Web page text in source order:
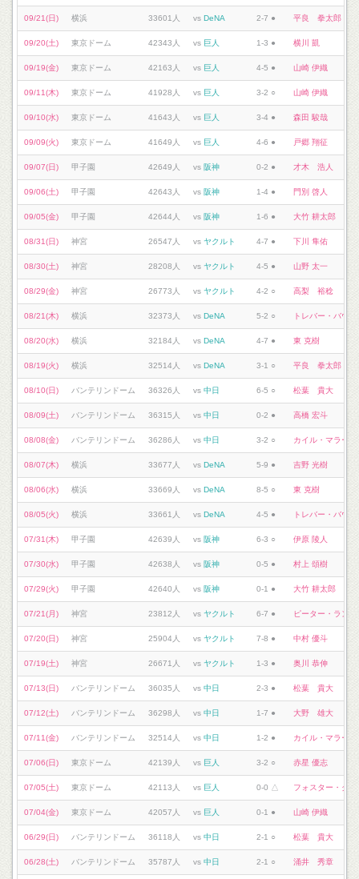
09/21(日) 横浜 33601人 vs DeNA 2-7 ● 平良 拳太郎
09/20(土) 東京ドーム 42343人 vs 巨人 1-3 ● 横川 凱
09/19(金) 東京ドーム 42163人 vs 巨人 4-5 ● 山崎 伊織
09/11(木) 東京ドーム 41928人 vs 巨人 3-2 ○ 山崎 伊織
09/10(水) 東京ドーム 41643人 vs 巨人 3-4 ● 森田 駿哉
09/09(火) 東京ドーム 41649人 vs 巨人 4-6 ● 戸郷 翔征
09/07(日) 甲子園 42649人 vs 阪神 0-2 ● 才木 浩人
09/06(土) 甲子園 42643人 vs 阪神 1-4 ● 門別 啓人
09/05(金) 甲子園 42644人 vs 阪神 1-6 ● 大竹 耕太郎
08/31(日) 神宮 26547人 vs ヤクルト 4-7 ● 下川 隼佑
08/30(土) 神宮 28208人 vs ヤクルト 4-5 ● 山野 太一
08/29(金) 神宮 26773人 vs ヤクルト 4-2 ○ 高梨 裕稔
08/21(木) 横浜 32373人 vs DeNA 5-2 ○ トレバー・バウア
08/20(水) 横浜 32184人 vs DeNA 4-7 ● 東 克樹
08/19(火) 横浜 32514人 vs DeNA 3-1 ○ 平良 拳太郎
08/10(日) バンテリンドーム 36326人 vs 中日 6-5 ○ 松葉 貴大
08/09(土) バンテリンドーム 36315人 vs 中日 0-2 ● 高橋 宏斗
08/08(金) バンテリンドーム 36286人 vs 中日 3-2 ○ カイル・マラー
08/07(木) 横浜 33677人 vs DeNA 5-9 ● 吉野 光樹
08/06(水) 横浜 33669人 vs DeNA 8-5 ○ 東 克樹
08/05(火) 横浜 33661人 vs DeNA 4-5 ● トレバー・バウア
07/31(木) 甲子園 42639人 vs 阪神 6-3 ○ 伊原 陵人
07/30(水) 甲子園 42638人 vs 阪神 0-5 ● 村上 頌樹
07/29(火) 甲子園 42640人 vs 阪神 0-1 ● 大竹 耕太郎
07/21(月) 神宮 23812人 vs ヤクルト 6-7 ● ピーター・ランバ
07/20(日) 神宮 25904人 vs ヤクルト 7-8 ● 中村 優斗
07/19(土) 神宮 26671人 vs ヤクルト 1-3 ● 奥川 恭伸
07/13(日) バンテリンドーム 36035人 vs 中日 2-3 ● 松葉 貴大
07/12(土) バンテリンドーム 36298人 vs 中日 1-7 ● 大野 雄大
07/11(金) バンテリンドーム 32514人 vs 中日 1-2 ● カイル・マラー
07/06(日) 東京ドーム 42139人 vs 巨人 3-2 ○ 赤星 優志
07/05(土) 東京ドーム 42113人 vs 巨人 0-0 △ フォスター・グ
07/04(金) 東京ドーム 42057人 vs 巨人 0-1 ● 山崎 伊織
06/29(日) バンテリンドーム 36118人 vs 中日 2-1 ○ 松葉 貴大
06/28(土) バンテリンドーム 35787人 vs 中日 2-1 ○ 涌井 秀章